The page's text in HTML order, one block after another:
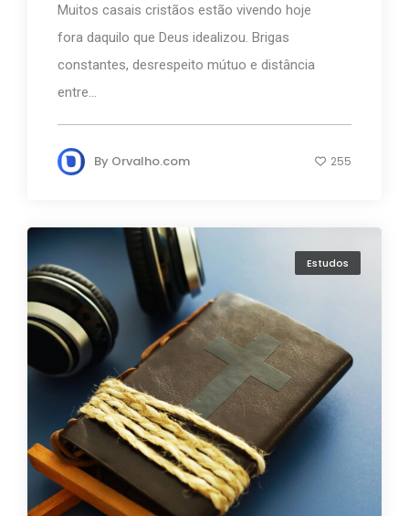
Muitos casais cristãos estão vivendo hoje
fora daquilo que Deus idealizou. Brigas
constantes, desrespeito mútuo e distância
entre...
By Orvalho.com 255
Estudos